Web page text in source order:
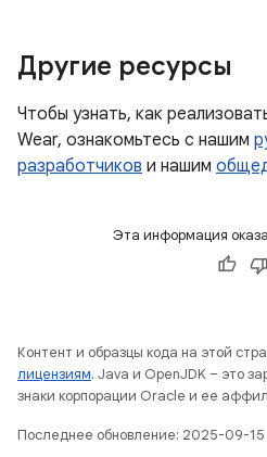
Другие ресурсы
Чтобы узнать, как
Wear, ознакомьтесь с нашим
разработчиков и нашим
Эта информация
Контент и образцы кода на этой
лицензиям. Java и OpenJDK – это
знаки корпорации Oracle и ее
Последнее обновление: 2025-09-15